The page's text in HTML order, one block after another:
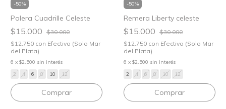
-50%
Polera Cuadrille Celeste
$15.000 $30.000
$12.750 con Efectivo (Solo Mar
del Plata)
6 x $2.500 sin interés
2
4 6 8 10 12
Comprar
-50%
Remera Liberty celeste
$15.000 $30.000
$12.750 con Efectivo (Solo Mar
del Plata)
6 x $2.500 sin interés
2
4 6 8 10 12
Comprar